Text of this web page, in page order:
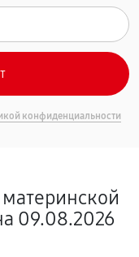
конфиденциальности
09.08.2026